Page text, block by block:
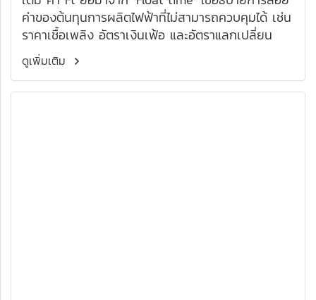
ค่าของต้นทุนการผลิตไฟฟ้าที่ไม่สามารถควบคุมได้ เช่น
ราคาเชื้อเพลิง อัตราเงินเฟ้อ และอัตราแลกเปลี่ยน
ดูเพิ่มเติม